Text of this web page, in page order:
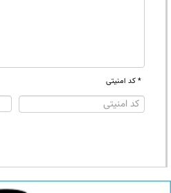
* کد امنیتی